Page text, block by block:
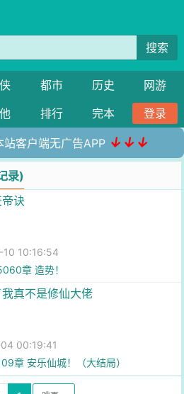
搜索
都市 历史
网游
排行 完本 登录
客户端无广告APP ↓↓↓
录)
诀
10 10:16:54
章 造势！
真不是修仙大佬
00:19:41
章 安乐仙城！（大结局）